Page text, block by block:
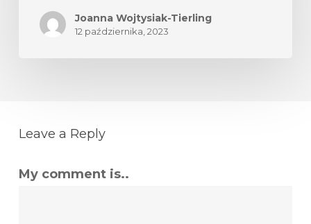
Joanna Wojtysiak-Tierling
12 października, 2023
Leave a Reply
My comment is..